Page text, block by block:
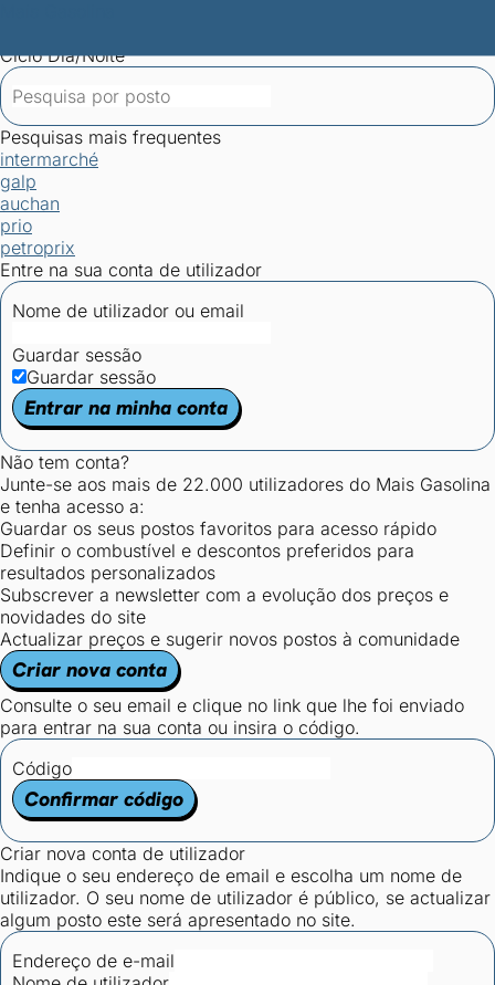
Ciclo Dia/Noite
Pesquisas mais frequentes
intermarché
galp
auchan
prio
petroprix
Entre na sua conta de utilizador
Nome de utilizador ou email
Guardar sessão
Guardar sessão
Entrar na minha conta
Não tem conta?
Junte-se aos mais de 22.000 utilizadores do Mais Gasolina
e tenha acesso a:
Guardar os seus postos favoritos para acesso rápido
Definir o combustível e descontos preferidos para
resultados personalizados
Subscrever a newsletter com a evolução dos preços e
novidades do site
Actualizar preços e sugerir novos postos à comunidade
Criar nova conta
Consulte o seu email e clique no link que lhe foi enviado
para entrar na sua conta ou insira o código.
Código
Confirmar código
Criar nova conta de utilizador
Indique o seu endereço de email e escolha um nome de
utilizador. O seu nome de utilizador é público, se actualizar
algum posto este será apresentado no site.
Endereço de e-mail